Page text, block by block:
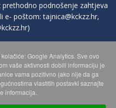
prethodno podnošenje zahtjeva
e- poštom:tajnica@kckzz.hr,
)
OSOBNIH PODATAKA
WEBA
Google Analytics. Sve ovo
vaše aktivnosti dobili informaciju je
vama pozitivno (ako nije da ga
vlastitih postavki saznajte
informacija.